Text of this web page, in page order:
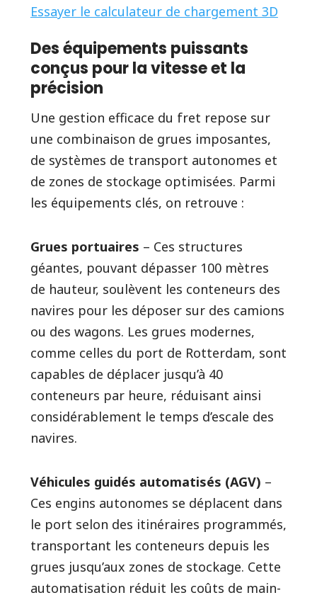
Essayer le calculateur de chargement 3D
Des équipements puissants
conçus pour la vitesse et la
précision
Une gestion efficace du fret repose sur
une combinaison de grues imposantes,
de systèmes de transport autonomes et
de zones de stockage optimisées. Parmi
les équipements clés, on retrouve :
Grues portuaires – Ces structures
géantes, pouvant dépasser 100 mètres
de hauteur, soulèvent les conteneurs des
navires pour les déposer sur des camions
ou des wagons. Les grues modernes,
comme celles du port de Rotterdam, sont
capables de déplacer jusqu’à 40
conteneurs par heure, réduisant ainsi
considérablement le temps d’escale des
navires.
Véhicules guidés automatisés (AGV) –
Ces engins autonomes se déplacent dans
le port selon des itinéraires programmés,
transportant les conteneurs depuis les
grues jusqu’aux zones de stockage. Cette
automatisation réduit les coûts de main-